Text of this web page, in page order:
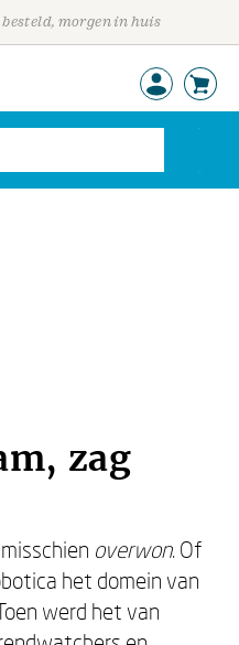
morgen in huis
zag
overwon. Of
het domein van
werd het van